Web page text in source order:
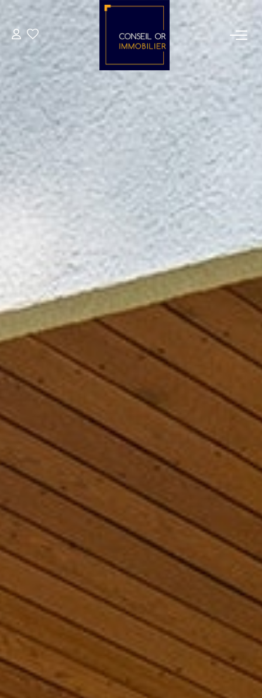
Transaction
Gestion
Location
Financement
VENTES
LOCATIONS
ESTIMATION
NOTRE AGENCE
L'équipe
Nous Rejoindre
RECOMMANDATIONS
EXTRANET
CONTACT